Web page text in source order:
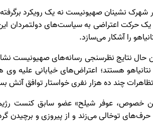
شهرک نشینان صهیونیست نه یک رویکرد
یک حرکت اعتراضی به سیاست‌های دولتمردان
را آشکار می‌سازد.
نتانیاهو هستند؛ اعتراض‌های خیابانی علیه
تظاهرات چند ده هزار نفری خواستار توافق آتش
خصوص، عوفر شیلح» عضو سابق کنست
حرف‌های توخالی می‌زند و از پیروزی و برچیدن